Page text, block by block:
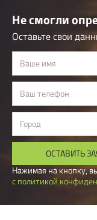
Не смогли
Оставьте свои
Ваше имя
Ваш телефон
Город
ОСТАВИТЬ
Нажимая на кнопку,
с политикой